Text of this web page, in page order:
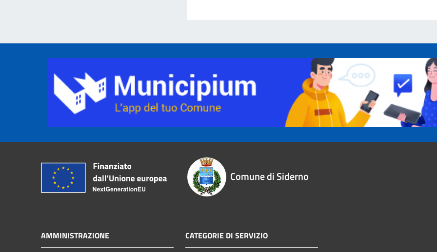
Comune di Siderno
AMMINISTRAZIONE CATEGORIE DI SERVIZIO